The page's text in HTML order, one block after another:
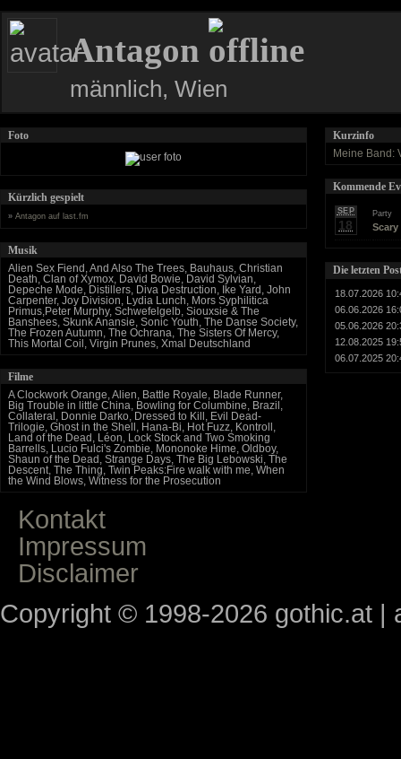
Antagon
männlich, Wien
Foto
Kürzlich gespielt
» Antagon auf last.fm
Musik
Alien Sex Fiend, And Also The Trees, Bauhaus, Christian
Death, Clan of Xymox, David Bowie, David Sylvian,
Depeche Mode, Distillers, Diva Destruction, Ike Yard, John
Carpenter, Joy Division, Lydia Lunch, Mors Syphilitica
Primus,Peter Murphy, Schwefelgelb, Siouxsie & The
Banshees, Skunk Anansie, Sonic Youth, The Danse Society,
The Frozen Autumn, The Ochrana, The Sisters Of Mercy,
This Mortal Coil, Virgin Prunes, Xmal Deutschland
Filme
A Clockwork Orange, Alien, Battle Royale, Blade Runner,
Big Trouble in little China, Bowling for Columbine, Brazil,
Collateral, Donnie Darko, Dressed to Kill, Evil Dead-
Trilogie, Ghost in the Shell, Hana-Bi, Hot Fuzz, Kontroll,
Land of the Dead, Léon, Lock Stock and Two Smoking
Barrells, Lucio Fulci's Zombie, Mononoke Hime, Oldboy,
Shaun of the Dead, Strange Days, The Big Lebowski, The
Descent, The Thing, Twin Peaks:Fire walk with me, When
the Wind Blows, Witness for the Prosecution
Kurzinfo
Meine Band:
Kommende
SEP
18
Party
Die letzten
18.07.2026
06.06.2026
05.06.2026
12.08.2025
06.07.2025
Kontakt
Impressum
Disclaimer
Copyright © 1998-2026 gothic.at |